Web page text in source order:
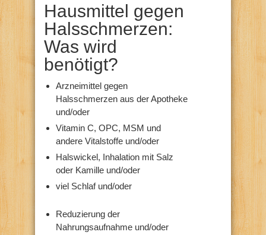
Hausmittel gegen
Halsschmerzen:
Was wird
benötigt?
Arzneimittel gegen
Halsschmerzen aus der Apotheke
und/oder
Vitamin C, OPC, MSM und
andere Vitalstoffe und/oder
Halswickel, Inhalation mit Salz
oder Kamille und/oder
viel Schlaf und/oder
Reduzierung der
Nahrungsaufnahme und/oder